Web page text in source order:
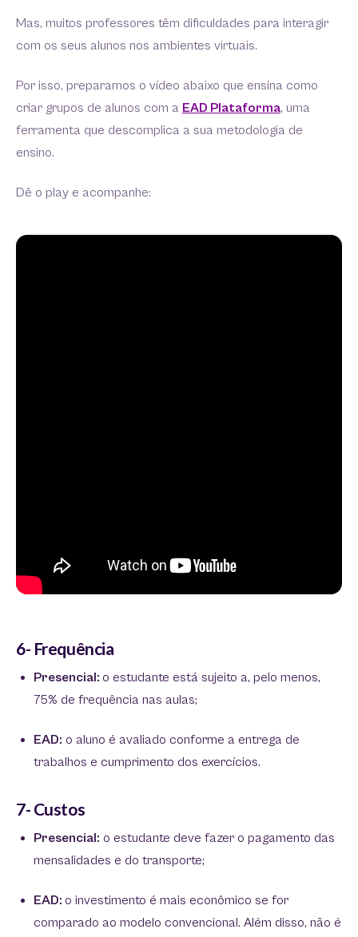
Mas, muitos professores têm dificuldades para interagir
com os seus alunos nos ambientes virtuais.
Por isso, preparamos o vídeo abaixo que ensina como
criar grupos de alunos com a EAD Plataforma, uma
ferramenta que descomplica a sua metodologia de
ensino.
Dê o play e acompanhe:
6- Frequência
Presencial: o estudante está sujeito a, pelo menos,
75% de frequência nas aulas;
EAD: o aluno é avaliado conforme a entrega de
trabalhos e cumprimento dos exercícios.
7- Custos
Presencial: o estudante deve fazer o pagamento das
mensalidades e do transporte;
EAD: o investimento é mais econômico se for
comparado ao modelo convencional. Além disso, não é